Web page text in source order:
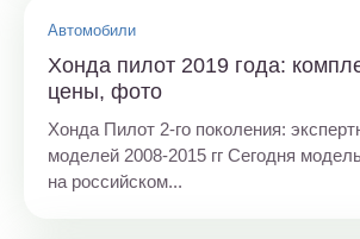
Автомобили
Хонда пилот 2019 года:
цены, фото
Хонда Пилот 2-го поколения:
моделей 2008-2015 гг Сегодня
на российском...